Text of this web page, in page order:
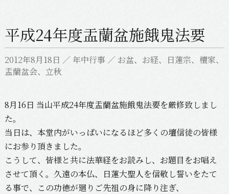
プ平成24年度盂蘭盆施餓鬼法要
2012年8月18日 ／ 年中行事／ お盆、 お経、 日蓮宗、 檀家、
盂蘭盆会、 立秋
8月16日 当山平成24年度盂蘭盆施餓鬼法要を厳修致しまし
た。
当日は、本堂内がいっぱいになるほど多くの壇信徒の皆様
にお参り頂きました。
こうして、皆様と共に法華経をお読みし、お題目をお唱え
させて頂く。久遠の本仏、日蓮大聖人を信敬し誓いをたて
る事で、この功徳が廻りご先祖の身に降り注ぎ、